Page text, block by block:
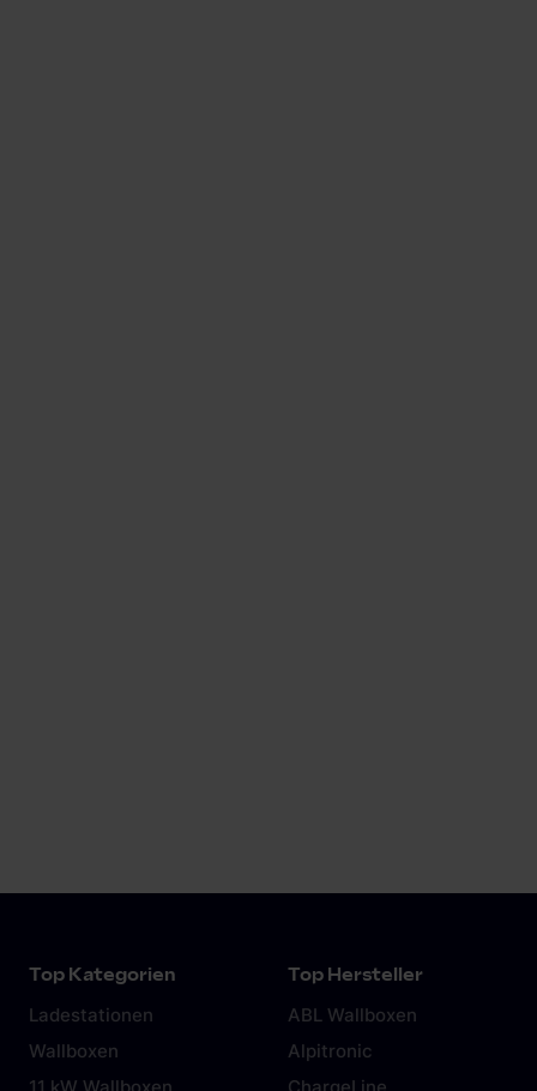
Top Kategorien
Ladestationen
Wallboxen
11 kW Wallboxen
Top Hersteller
ABL Wallboxen
Alpitronic
ChargeLine